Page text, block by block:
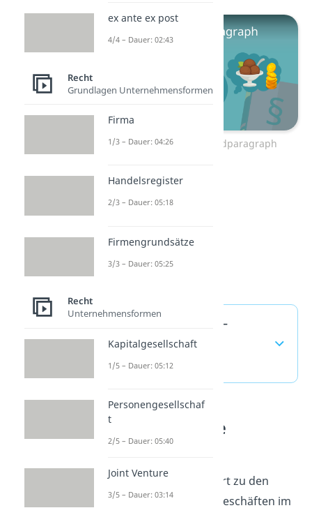
Zum Video: Taschengeldparagraph
Geschäftsfähigkeit —
häufigste Fragen
(ausklappen)
Rechtsgeschäfte
verstehen
Geschäftsfähigkeit gehört zu den
Grundlagen von Rechtsgeschäften im
ex ante ex post
4/4 – Dauer: 02:43
Recht
Grundlagen Unternehmensformen
Firma
1/3 – Dauer: 04:26
Handelsregister
2/3 – Dauer: 05:18
Firmengrundsätze
3/3 – Dauer: 05:25
Recht
Unternehmensformen
Kapitalgesellschaft
1/5 – Dauer: 05:12
Personengesellschaf
t
2/5 – Dauer: 05:40
Joint Venture
3/5 – Dauer: 03:14